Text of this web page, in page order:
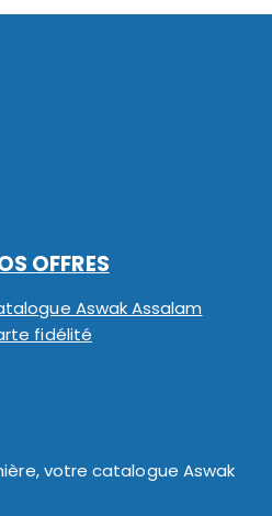
OFFRES
Aswak Assalam
fidélité
votre catalogue Aswak